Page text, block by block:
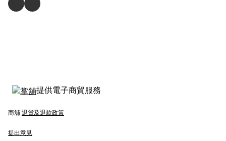
提供電子商貿服務
商舖 退貨及退款政策
提出意見